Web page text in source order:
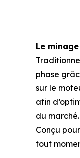
Le
phase
sur le
afin
du marché.
Conçu
tout